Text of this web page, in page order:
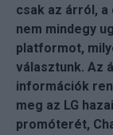
csak az árról,
nem mindegy
platformot,
választunk. Az
információk
meg az LG
promóterét,